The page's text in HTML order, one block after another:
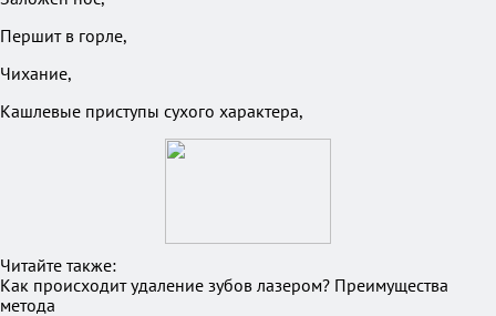
Першит в горле,
Чихание,
Кашлевые приступы сухого характера,
Читайте также:
Как происходит удаление зубов лазером? Преимущества
метода